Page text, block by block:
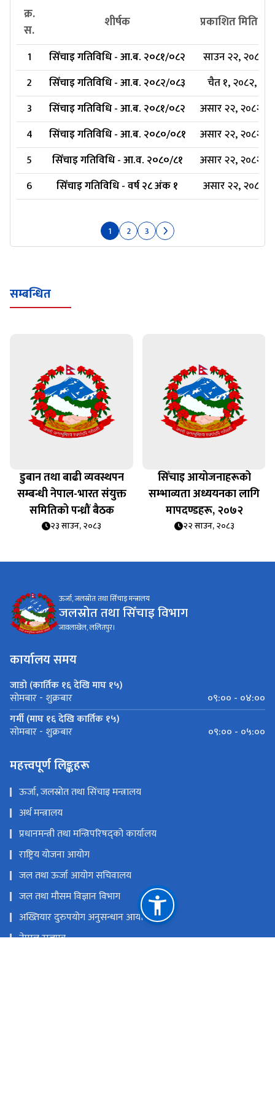
क्र.
स.
शीर्षक प्रकाशित मिति र
1 सिँचाइ गतिविधि - आ.ब. २०८१/०८२
साउन २२, २०८३,
2
सिँचाइ गतिविधि - आ.ब. २०८२/०८३
चैत १, २०८२,
3
सिंचाइ गतिविधि - आ.ब. २०८१/०८२
असार २२, २०८२,
4
सिंचाइ गतिविधि - आ.ब. २०८०/०८१
असार २२, २०८२,
5
सिँचाइ गतिविधि - आ.व. २०८०/८१
असार २२, २०८२,
6
सिँचाइ गतिविधि - वर्ष २८ अंक १ असार २२, २०८२,
1 2 3
सम्बन्धित
डुबान तथा बाढी व्यवस्थपन
सम्बन्धी नेपाल-भारत संयुक्त
समितिको पन्ध्रौं बैठक
२३ साउन, २०८३
सिँचाइ आयोजनाहरूको
सम्भाव्यता अध्ययनका लागि
मापदण्डहरू, २०७२
२२ साउन, २०८३
ऊर्जा, जलस्रोत तथा सिँचाइ मन्त्रालय
जलस्रोत तथा सिँचाइ विभाग
जावलाखेल, ललितपुर।
कार्यालय समय
जाडो (कार्तिक १६ देखि माघ १५)
सोमबार - शुक्रबार
०९:०० - ०४:००
गर्मी (माघ १६ देखि कार्तिक १५)
सोमबार - शुक्रबार ०९:०० - ०५:००
महत्त्वपूर्ण लिङ्कहरू
ऊर्जा, जलस्रोत तथा सिंचाइ मन्त्रालय
अर्थ मन्त्रालय
प्रधानमन्त्री तथा मन्त्रिपरिषद्को कार्यालय
राष्ट्रिय योजना आयोग
जल तथा ऊर्जा आयोग सचिवालय
जल तथा मौसम विज्ञान विभाग
अख्तियार दुरुपयोग अनुसन्धान आयोग
नेपाल राजपत्र